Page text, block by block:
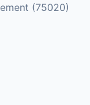
(75020)